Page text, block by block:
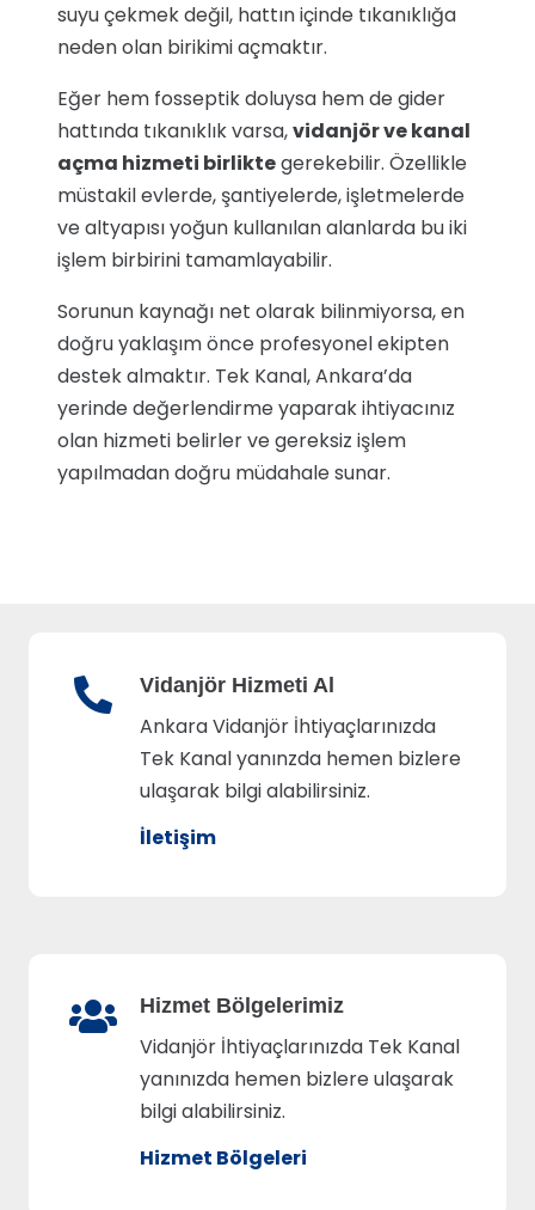
suyu çekmek değil, hattın içinde tıkanıklığa
neden olan birikimi açmaktır.
Eğer hem fosseptik doluysa hem de gider
hattında tıkanıklık varsa,vidanjör ve kanal
açma hizmeti birliktegerekebilir. Özellikle
müstakil evlerde, şantiyelerde, işletmelerde
ve altyapısı yoğun kullanılan alanlarda bu iki
işlem birbirini tamamlayabilir.
Sorunun kaynağı net olarak bilinmiyorsa, en
doğru yaklaşım önce profesyonel ekipten
destek almaktır. Tek Kanal, Ankara’da
yerinde değerlendirme yaparak ihtiyacınız
olan hizmeti belirler ve gereksiz işlem
yapılmadan doğru müdahale sunar.
Vidanjör Hizmeti Al
Ankara Vidanjör İhtiyaçlarınızda
Tek Kanal yanınzda hemen bizlere
ulaşarak bilgi alabilirsiniz.
İletişim
Hizmet Bölgelerimiz
Vidanjör İhtiyaçlarınızda Tek Kanal
yanınızda hemen bizlere ulaşarak
bilgi alabilirsiniz.
Hizmet Bölgeleri